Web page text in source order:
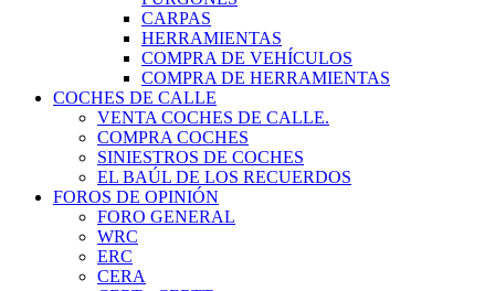
CARPAS
HERRAMIENTAS
COMPRA DE VEHÍCULOS
COMPRA DE HERRAMIENTAS
COCHES DE CALLE
VENTA COCHES DE CALLE.
COMPRA COCHES
SINIESTROS DE COCHES
EL BAÚL DE LOS RECUERDOS
FOROS DE OPINIÓN
FORO GENERAL
WRC
ERC
CERA